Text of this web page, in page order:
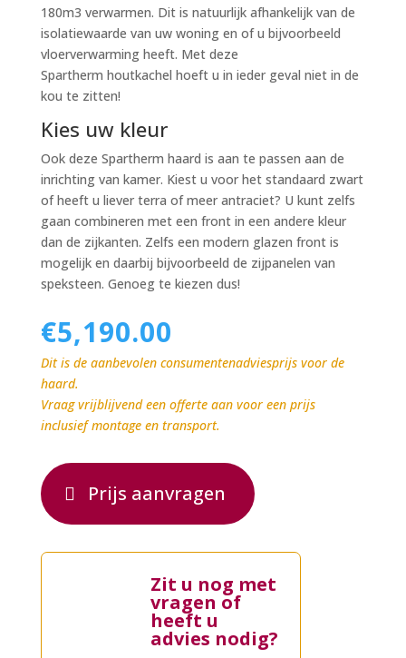
180m3 verwarmen. Dit is natuurlijk afhankelijk van de
isolatiewaarde van uw woning en of u bijvoorbeeld
vloerverwarming heeft. Met deze
Spartherm houtkachel hoeft u in ieder geval niet in de
kou te zitten!
Kies uw kleur
Ook deze Spartherm haard is aan te passen aan de
inrichting van kamer. Kiest u voor het standaard zwart
of heeft u liever terra of meer antraciet? U kunt zelfs
gaan combineren met een front in een andere kleur
dan de zijkanten. Zelfs een modern glazen front is
mogelijk en daarbij bijvoorbeeld de zijpanelen van
speksteen. Genoeg te kiezen dus!
€5,190.00
Dit is de aanbevolen consumentenadviesprijs voor de
haard.
Vraag vrijblijvend een offerte aan voor een prijs
inclusief montage en transport.
Prijs aanvragen
Zit u nog met
vragen of
heeft u
advies nodig?